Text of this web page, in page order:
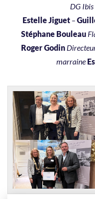
DG
Estelle Jiguet–
Stéphane Bouleau
Roger Godin
marraine